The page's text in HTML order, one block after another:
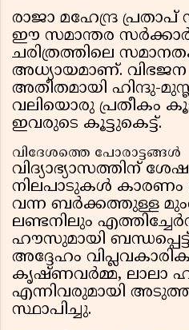
രാജാ മഹേന്ദ്ര
ഈ സമാന്തര സർക്കാർ
ചരിത്രത്തിലെ
അധ്യായമാണ്. വിഭജന
അതീതമായി ഹിന്ദു-
വലിയൊരു പ്രതീകം
ഇവരുടെ കൂട്ടുകെട്ട്.
വിദേശത്തെ പോരാട്ടങ്ങൾ
വിദ്യാഭ്യാസത്തിന്
നിലപാടുകൾ കാരണം
വന്ന ബർക്കത്തുള്ള
ലണ്ടനിലും
ഹൗസുമായി ബന്ധപ്പെട്ട്
അദ്ദേഹം
കൃഷ്ണവർമ്മ, ലാലാ
എന്നിവരുമായി
സ്ഥാപിച്ചു.